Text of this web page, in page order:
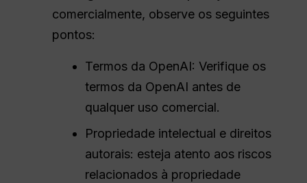
comercialmente, observe os seguintes
pontos:
Termos da OpenAI: Verifique os
termos da OpenAI antes de
qualquer uso comercial.
Propriedade intelectual e direitos
autorais: esteja atento aos riscos
relacionados à propriedade